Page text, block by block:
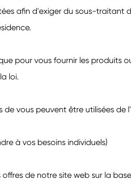
afin d'exiger du sous-traitant
pour vous fournir les
loi.
vous peuvent être utilisées de
à vos besoins individuels)
de notre site web sur la